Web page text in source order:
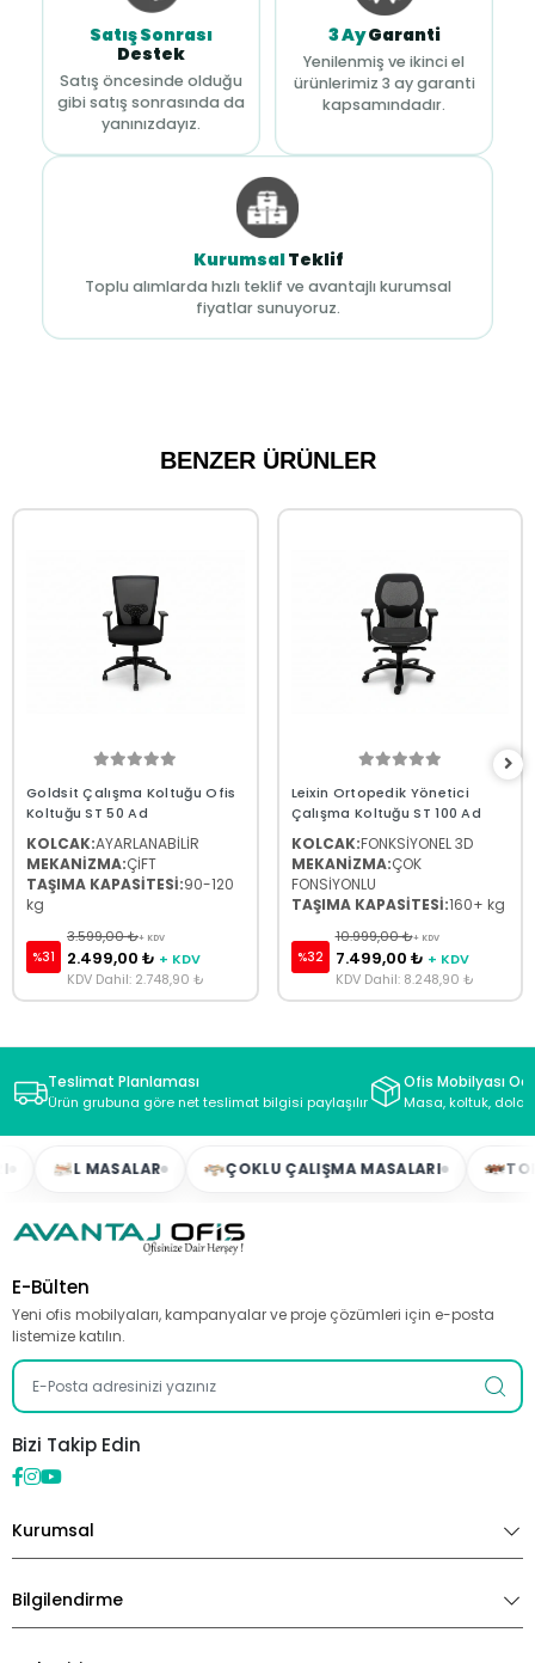
Satış Sonrası
Destek
Satış öncesinde olduğu
gibi satış sonrasında da
yanınızdayız.
3 AyGaranti
Yenilenmiş ve ikinci el
ürünlerimiz 3 ay garanti
kapsamındadır.
KurumsalTeklif
Toplu alımlarda hızlı teklif ve avantajlı kurumsal
fiyatlar sunuyoruz.
BENZER ÜRÜNLER
Goldsit Çalışma Koltuğu Ofis
Koltuğu ST 50 Ad
KOLCAK:AYARLANABİLİR
MEKANİZMA:ÇİFT
TAŞIMA KAPASİTESİ:90-120
kg
%31
3.599,00 ₺+ KDV
2.499,00 ₺ + KDV
KDV Dahil: 2.748,90 ₺
Leixin Ortopedik Yönetici
Çalışma Koltuğu ST 100 Ad
KOLCAK:FONKSİYONEL 3D
MEKANİZMA:ÇOK
FONSİYONLU
TAŞIMA KAPASİTESİ:160+ kg
%32
10.999,00 ₺+ KDV
7.499,00 ₺ + KDV
KDV Dahil: 8.248,90 ₺
Teslimat Planlaması
Ürün grubuna göre net teslimat bilgisi paylaşılır
Ofis Mobilyası
Masa, koltuk,
L MASALAR ÇOKLU ÇALIŞMA MASALARI
E-Bülten
Yeni ofis mobilyaları, kampanyalar ve proje çözümleri için e-posta
listemize katılın.
Bizi Takip Edin
Kurumsal
Bilgilendirme